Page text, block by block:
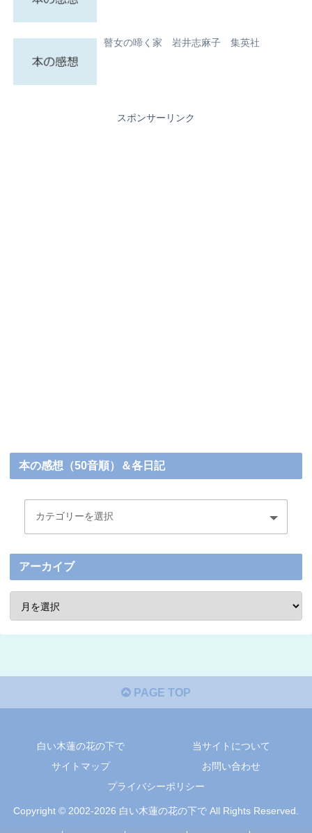
瞽女の啼く家 岩井志麻子 集英社
スポンサーリンク
本の感想（50音順）＆各日記
アーカイブ
PAGE TOP
白い木蓮の花の下で
当サイトについて
サイトマップ
お問い合わせ
プライバシーポリシー
Copyright © 2002-2026 白い木蓮の花の下で All Rights Reserved.